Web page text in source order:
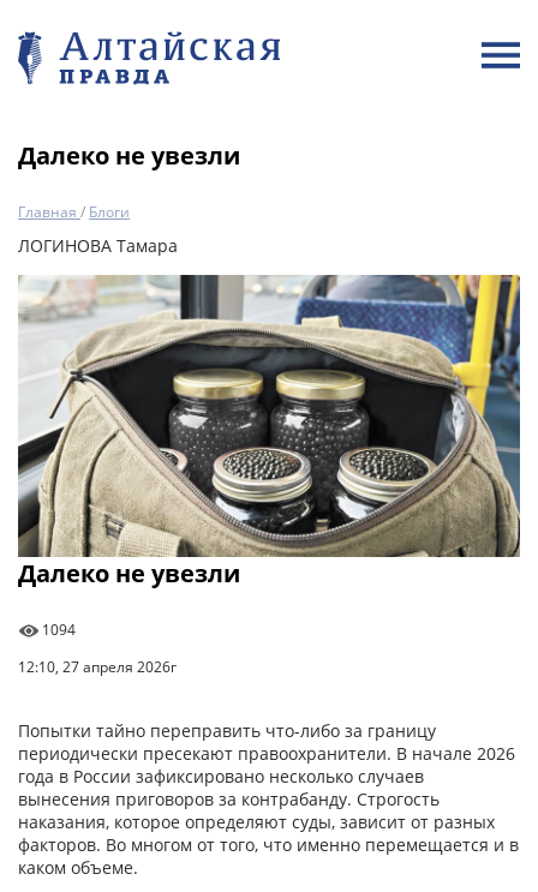
Далеко не увезли
Главная / Блоги
ЛОГИНОВА Тамара
Далеко не увезли
1094
12:10, 27 апреля 2026г
Попытки тайно переправить что-либо за границу
периодически пресекают правоохранители. В начале 2026
года в России зафиксировано несколько случаев
вынесения приговоров за контрабанду. Строгость
наказания, которое определяют суды, зависит от разных
факторов. Во многом от того, что именно перемещается и в
каком объеме.